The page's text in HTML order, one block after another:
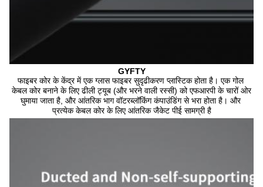
GYFTY
फाइबर कोर के केंद्र में एक ग्लास फाइबर सुदृढीकरण प्लास्टिक होता है। एक गोल
केबल कोर बनाने के लिए ढीली ट्यूब (और भरने वाली रस्सी) को एफआरपी के चारों ओर
घुमाया जाता है, और आंतरिक भाग वॉटरब्लॉकिंग कंपाउंडिंग से भरा होता है। और
प्रत्येक केबल कोर के लिए आंतरिक जैकेट पीई सामग्री है